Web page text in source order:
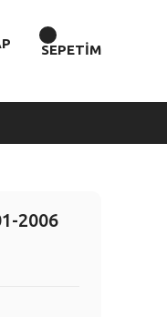
SEPETİM
2006